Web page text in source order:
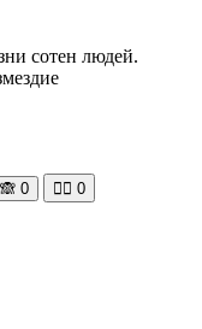
сотен людей.
🙈 0 🧘‍♀️ 0